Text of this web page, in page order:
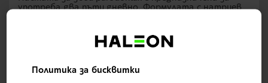
употреба два пъти дневно. Формулата с натриев
*при миене на зъбите два пъти дневно
Политика за бисквитки